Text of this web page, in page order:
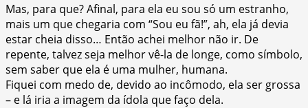
Mas, para que? Afinal, para ela eu sou só um estranho,
mais um que chegaria com “Sou eu fã!”, ah, ela já devia
estar cheia disso… Então achei melhor não ir. De
repente, talvez seja melhor vê-la de longe, como símbolo,
sem saber que ela é uma mulher, humana.
Fiquei com medo de, devido ao incômodo, ela ser grossa
– e lá iria a imagem da ídola que faço dela.